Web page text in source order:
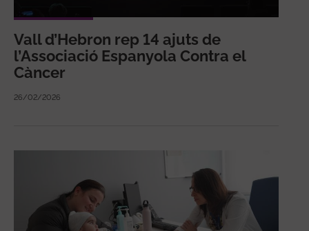
Vall d’Hebron rep 14 ajuts de
l’Associació Espanyola Contra el
Càncer
26/02/2026